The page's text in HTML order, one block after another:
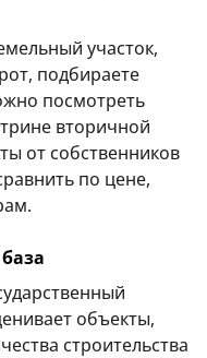
участок,
подбираете
посмотреть
вторичной
от собственников
по цене,
объекты,
строительства